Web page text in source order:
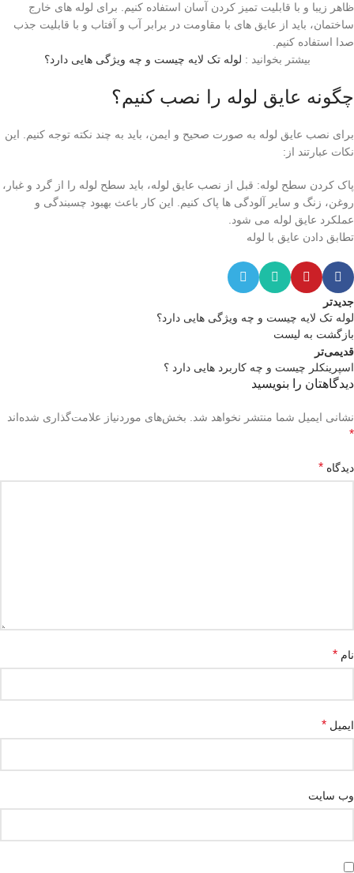
ظاهر زیبا و با قابلیت تمیز کردن آسان استفاده کنیم. برای لوله های خارج
ساختمان، باید از عایق های با مقاومت در برابر آب و آفتاب و با قابلیت جذب
صدا استفاده کنیم.
بیشتر بخوانید : لوله تک لایه چیست و چه ویژگی هایی دارد؟
چگونه عایق لوله را نصب کنیم؟
برای نصب عایق لوله به صورت صحیح و ایمن، باید به چند نکته توجه کنیم. این
نکات عبارتند از:
پاک کردن سطح لوله: قبل از نصب عایق لوله، باید سطح لوله را از گرد و غبار،
روغن، زنگ و سایر آلودگی ها پاک کنیم. این کار باعث بهبود چسبندگی و
عملکرد عایق لوله می شود.
تطابق دادن عایق با لوله‎
جدیدتر
لوله تک لایه چیست و چه ویژگی هایی دارد؟
بازگشت به لیست
قدیمی‌تر
اسپرینکلر چیست و چه کاربرد هایی دارد ؟
دیدگاهتان را بنویسید
نشانی ایمیل شما منتشر نخواهد شد. بخش‌های موردنیاز علامت‌گذاری شده‌اند
*
دیدگاه *
نام *
ایمیل *
وب‌ سایت